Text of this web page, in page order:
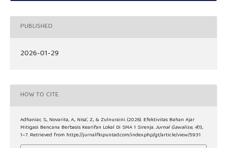
PUBLISHED
2026-01-29
HOW TO CITE
Adhaniar, S., Novarita, A., Nisa', Z., & Zulnuraini. (2026). Efektivitas Bahan Ajar
Mitigasi Bencana Berbasis Kearifan Lokal Di SMA 1 Sirenja.Jurnal Gawalise, 4(1),
1–7. Retrieved from https://jurnalfkipuntad.com/index.php/gt/article/view/5931